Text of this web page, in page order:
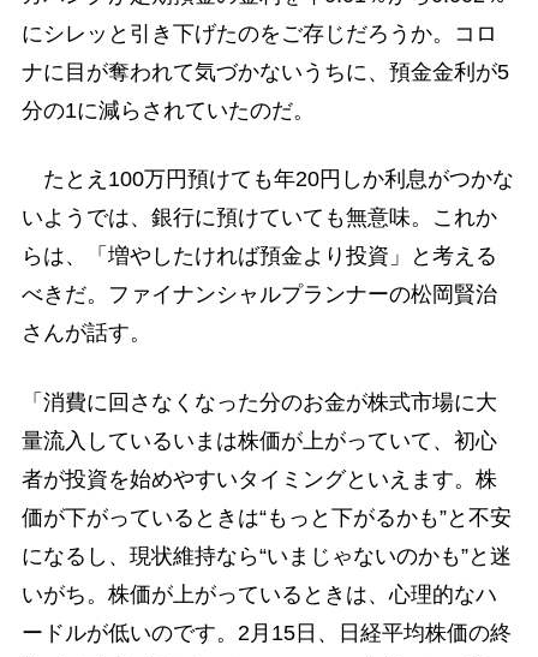
にシレッと引き下げたのをご存じだろうか。コロ
ナに目が奪われて気づかないうちに、預金金利が5
分の1に減らされていたのだ。
たとえ100万円預けても年20円しか利息がつかな
いようでは、銀行に預けていても無意味。これか
らは、「増やしたければ預金より投資」と考える
べきだ。ファイナンシャルプランナーの松岡賢治
さんが話す。
「消費に回さなくなった分のお金が株式市場に大
量流入しているいまは株価が上がっていて、初心
者が投資を始めやすいタイミングといえます。株
価が下がっているときは“もっと下がるかも”と不安
になるし、現状維持なら“いまじゃないのかも”と迷
いがち。株価が上がっているときは、心理的なハ
ードルが低いのです。2月15日、日経平均株価の終